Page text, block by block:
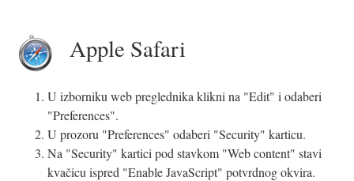
Apple Safari
U izborniku web preglednika klikni na "Edit" i odaberi
"Preferences".
U prozoru "Preferences" odaberi "Security" karticu.
Na "Security" kartici pod stavkom "Web content" stavi
kvačicu ispred "Enable JavaScript" potvrdnog okvira.